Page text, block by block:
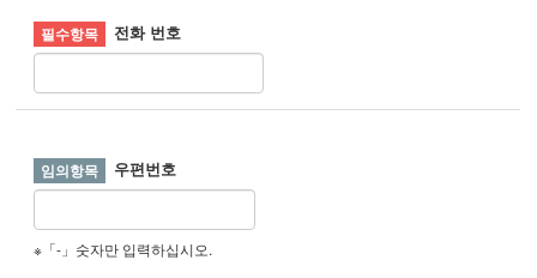
전화 번호
우편번호
※「-」숫자만 입력하십시오.